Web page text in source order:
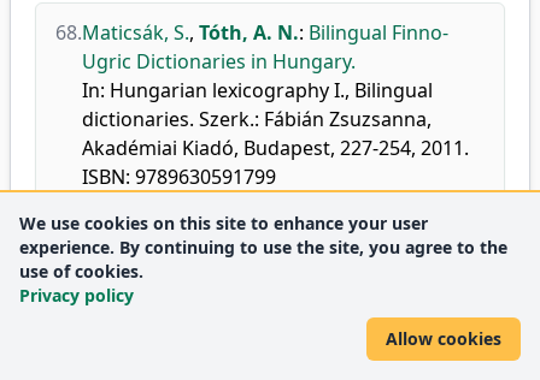
68.Maticsák, S., Tóth, A. N.: Bilingual Finno-
Ugric Dictionaries in Hungary.
In: Hungarian lexicography I., Bilingual
dictionaries. Szerk.: Fábián Zsuzsanna,
Akadémiai Kiadó, Budapest, 227-254, 2011.
ISBN: 9789630591799
69.Tóth, A. N.
nemzetközi diákkonferencia tapasztalatai
We use cookies on this site to enhance your user
experience. By continuing to use the site, you agree to the
use of cookies.
Privacy policy
Allow cookies